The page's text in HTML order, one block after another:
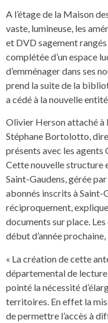
A l’étage de la Maison
vaste, lumineuse, les
et DVD sagement
complétée d’un espace
d’emménager dans ses
prend la suite de la
a cédé à la nouvelle
Olivier Herson attaché à
Stéphane Bortolotto,
présents avec les agents
Cette nouvelle structure
Saint-Gaudens, gérée
abonnés inscrits à
réciproquement,
documents sur place.
début d’année
« La création de cette
départemental de
pointé la nécessité
territoires. En effet la
de permettre l’accès à